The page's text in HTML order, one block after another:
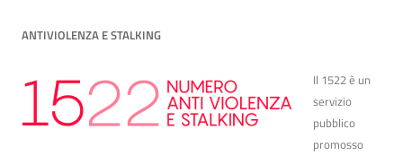
ANTIVIOLENZA E STALKING
Il 1522 è un
servizio
pubblico
promosso